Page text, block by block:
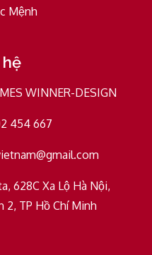
Mệnh
WINNER-DESIGN
454 667
628C Xa Lộ Hà Nội,
2, TP Hồ Chí Minh